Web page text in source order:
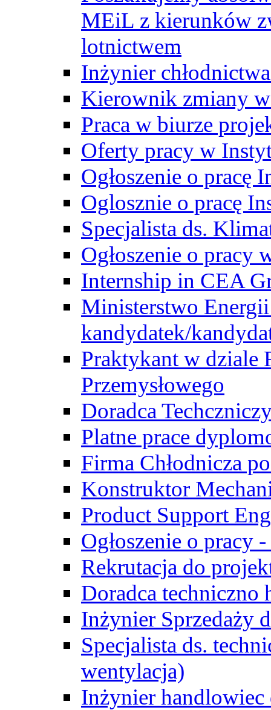
MEiL z kierunków
lotnictwem
Inżynier
Kierownik zmiany
Praca w biurze
Oferty pracy w
Ogłoszenie o pracę
Oglosznie o pracę
Specjalista ds.
Ogłoszenie o pracy
Internship in CEA
Ministerstwo
kandydatek/
Praktykant w dziale
Przemysłowego
Doradca
Platne prace
Firma Chłodnicza
Konstruktor
Product Support
Ogłoszenie o pracy
Rekrutacja do
Doradca techniczno
Inżynier Sprzedaży
Specjalista ds.
wentylacja)
Inżynier handlowiec